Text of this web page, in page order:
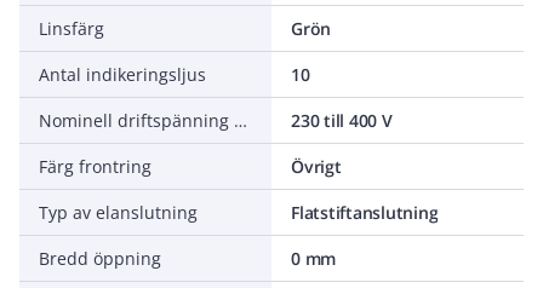
Linsfärg
Grön
Antal indikeringsljus
10
Nominell driftspänning Ue
230 till 400 V
Färg frontring
Övrigt
Typ av elanslutning
Flatstiftanslutning
Bredd öppning
0 mm